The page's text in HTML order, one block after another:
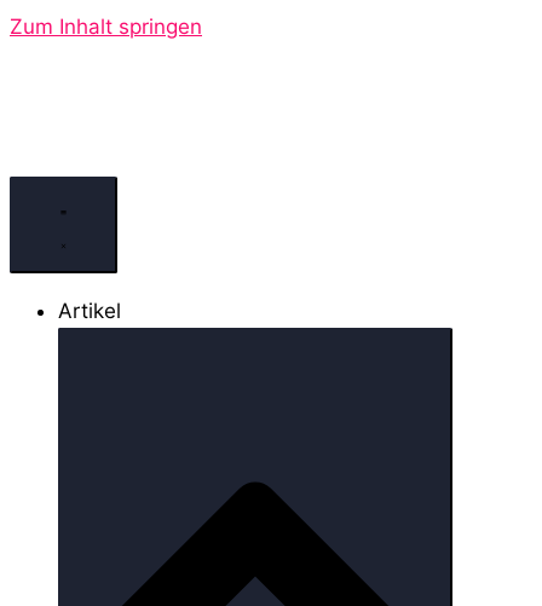
Zum Inhalt springen
Artikel